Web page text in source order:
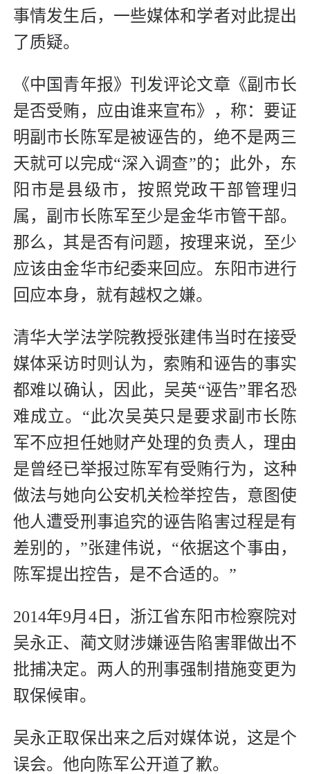
事情发生后，一些媒体和学者对此提出
了质疑。
《中国青年报》刊发评论文章《副市长
是否受贿，应由谁来宣布》，称：要证
明副市长陈军是被诬告的，绝不是两三
天就可以完成“深入调查”的；此外，东
阳市是县级市，按照党政干部管理归
属，副市长陈军至少是金华市管干部。
那么，其是否有问题，按理来说，至少
应该由金华市纪委来回应。东阳市进行
回应本身，就有越权之嫌。
清华大学法学院教授张建伟当时在接受
媒体采访时则认为，索贿和诬告的事实
都难以确认，因此，吴英“诬告”罪名恐
难成立。“此次吴英只是要求副市长陈
军不应担任她财产处理的负责人，理由
是曾经已举报过陈军有受贿行为，这种
做法与她向公安机关检举控告，意图使
他人遭受刑事追究的诬告陷害过程是有
差别的，”张建伟说，“依据这个事由，
陈军提出控告，是不合适的。”
2014年9月4日，浙江省东阳市检察院对
吴永正、蔺文财涉嫌诬告陷害罪做出不
批捕决定。两人的刑事强制措施变更为
取保候审。
吴永正取保出来之后对媒体说，这是个
误会。他向陈军公开道了歉。